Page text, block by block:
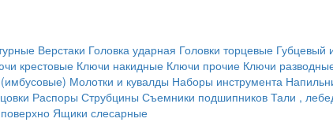
Верстаки Головка ударная Головки торцевые Губцевый
крестовые Ключи накидные Ключи прочие Ключи
Молотки и кувалды Наборы инструмента
Распоры Струбцины Съемники подшипников Тали ,
Ящики слесарные